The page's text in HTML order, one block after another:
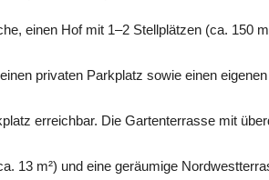
einen Hof mit 1–2 Stellplätzen (ca. 150
privaten Parkplatz sowie einen
erreichbar. Die Gartenterrasse mit
13 m²) und eine geräumige